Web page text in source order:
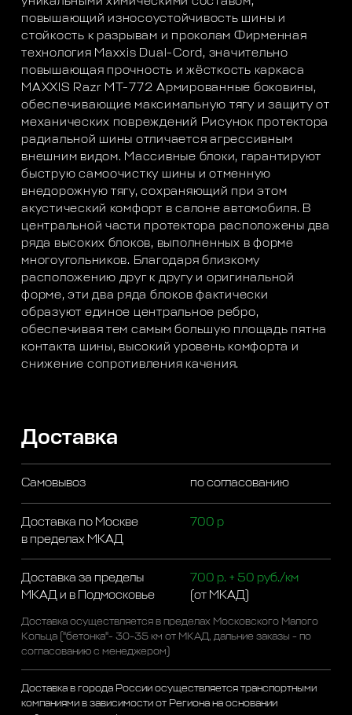
повышающий износоустойчивость шины и
стойкость к разрывам и проколам Фирменная
технология Maxxis Dual-Cord, значительно
повышающая прочность и жёсткость каркаса
MAXXIS Razr MT-772 Армированные боковины,
обеспечивающие максимальную тягу и защиту от
механических повреждений Рисунок протектора
радиальной шины отличается агрессивным
внешним видом. Массивные блоки, гарантируют
быструю самоочистку шины и отменную
внедорожную тягу, сохраняющий при этом
акустический комфорт в салоне автомобиля. В
центральной части протектора расположены два
ряда высоких блоков, выполненных в форме
многоугольников. Благодаря близкому
расположению друг к другу и оригинальной
форме, эти два ряда блоков фактически
образуют единое центральное ребро,
обеспечивая тем самым большую площадь пятна
контакта шины, высокий уровень комфорта и
снижение сопротивления качения.
Доставка
Самовывоз по согласованию
Доставка по Москве
в пределах МКАД
700 р
Доставка за пределы
МКАД и в Подмосковье
700 р. + 50 руб./км
(от МКАД)
Доставка осуществляется в пределах Московского Малого
Кольца ("бетонка"- 30-35 км от МКАД, дальние заказы - по
согласованию с менеджером)
Доставка в города России осуществляется транспортными
компаниями в зависимости от Региона на основании